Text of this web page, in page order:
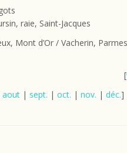
raie, Saint-Jacques
Mont d’Or / Vacherin,
[
aout | sept. | oct. | nov. | déc.]